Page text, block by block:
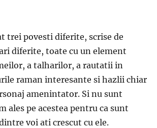
trei povesti diferite, scrise de
diferite, toate cu un element
a talharilor, a rautatii in
raman interesante si hazlii chiar
amenintator. Si nu sunt
ales pe acestea pentru ca sunt
voi ati crescut cu ele.